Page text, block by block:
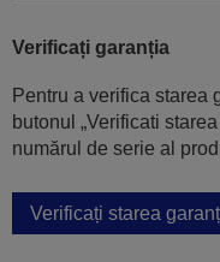
Verificați garanția
Pentru a verifica starea
butonul „Verificati
numărul de serie al
Verificați starea